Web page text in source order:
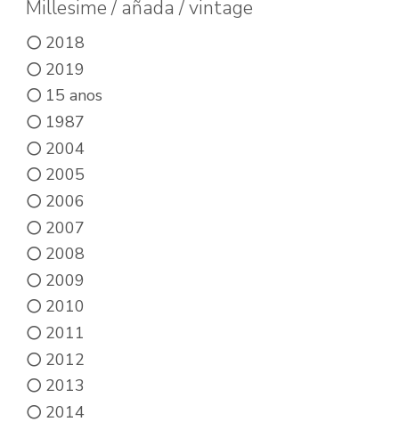
en
Millesime / añada / vintage
2018
2019
15 anos
1987
2004
2005
2006
2007
2008
2009
2010
2011
2012
2013
2014